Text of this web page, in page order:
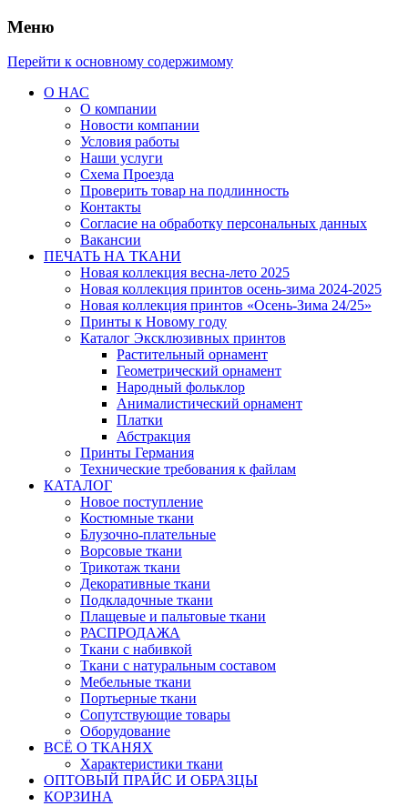
Меню
Перейти к основному содержимому
О НАС
О компании
Новости компании
Условия работы
Наши услуги
Схема Проезда
Проверить товар на подлинность
Контакты
Согласие на обработку персональных данных
Вакансии
ПЕЧАТЬ НА ТКАНИ
Новая коллекция весна-лето 2025
Новая коллекция принтов осень-зима 2024-2025
Новая коллекция принтов «Осень-Зима 24/25»
Принты к Новому году
Каталог Эксклюзивных принтов
Растительный орнамент
Геометрический орнамент
Народный фольклор
Анималистический орнамент
Платки
Абстракция
Принты Германия
Технические требования к файлам
КАТАЛОГ
Новое поступление
Костюмные ткани
Блузочно-плательные
Ворсовые ткани
Трикотаж ткани
Декоративные ткани
Подкладочные ткани
Плащевые и пальтовые ткани
РАСПРОДАЖА
Ткани с набивкой
Ткани с натуральным составом
Мебельные ткани
Портьерные ткани
Сопутствующие товары
Оборудование
ВСЁ О ТКАНЯХ
Характеристики ткани
ОПТОВЫЙ ПРАЙС И ОБРАЗЦЫ
КОРЗИНА